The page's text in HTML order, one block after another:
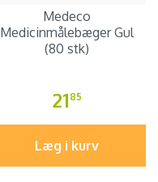
Medeco
Medicinmålebæger Gul
(80 stk)
21 85
Læg i kurv